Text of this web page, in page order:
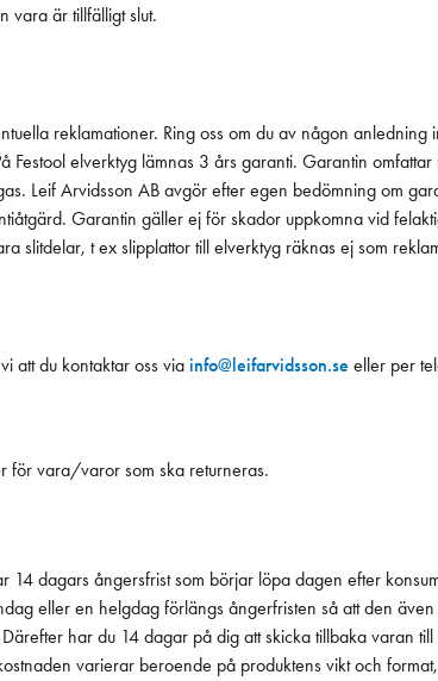
vara är tillfälligt slut.
reklamationer. Ring oss om du av någon
Festool elverktyg lämnas 3 års garanti. Garantin
Leif Arvidsson AB avgör efter egen bedömning om
Garantin gäller ej för skador uppkomna vid
slitdelar, t ex slipplattor till elverktyg räknas ej som
att du kontaktar oss via info@leifarvidsson.se eller per
för vara/varor som ska returneras.
14 dagars ångersfrist som börjar löpa dagen efter
eller en helgdag förlängs ångerfristen så att den
har du 14 dagar på dig att skicka tillbaka varan till
varierar beroende på produktens vikt och